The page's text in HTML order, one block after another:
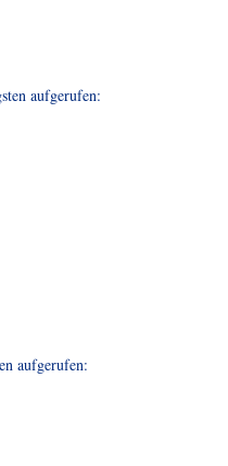
aufgerufen:
aufgerufen: